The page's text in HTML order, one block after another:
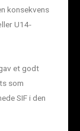
konsekvens
U14-
et godt
som
SIF i den